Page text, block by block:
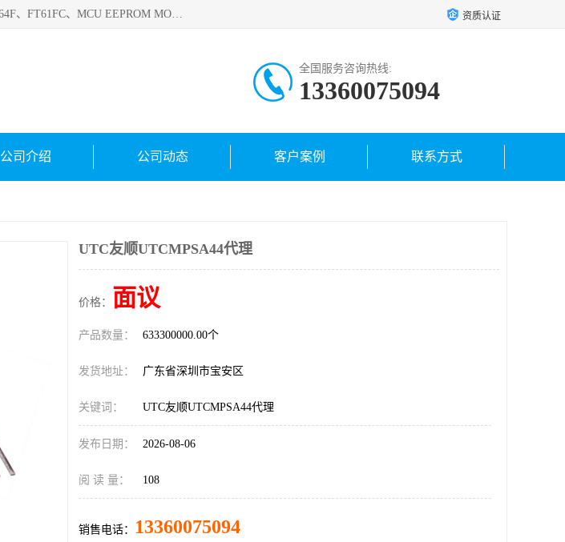
深圳悟芯电子科技有限公司目前主营的电子元器件型号FT32F、FT60F、FT61F、FT62F、FT64F、FT61FC、MCU EEPROM MOS LDO 稳压管 触摸IC DC-DC AC-DC 协议IC等，广泛应用于LED射灯、LED日光灯、等诸多领域。 资质认证
全国服务咨询热线:
13360075094
公司介绍 公司动态 客户案例 联系方式
UTC友顺UTCMPSA44代理
价格： 面议
产品数量： 633300000.00个
发货地址： 广东省深圳市宝安区
关键词： UTC友顺UTCMPSA44代理
发布日期： 2026-08-06
阅 读 量： 108
销售电话： 13360075094